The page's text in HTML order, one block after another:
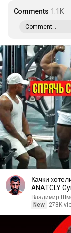
Comments 1.1K
Comment...
Качки
ANATOLY
Владимир
New
278K